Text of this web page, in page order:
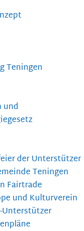
Teningen
und
der Unterstützer
Teningen
Fairtrade
und Kulturverein
Unterstützer